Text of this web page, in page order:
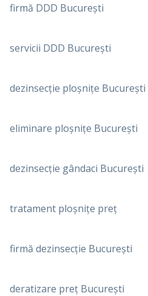
firmă DDD București
servicii DDD București
dezinsecție ploșnițe București
eliminare ploșnițe București
dezinsecție gândaci București
tratament ploșnițe preț
firmă dezinsecție București
deratizare preț București